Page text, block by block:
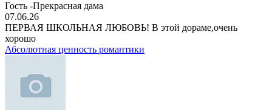
Гость -Прекрасная дама
07.06.26
ПЕРВАЯ ШКОЛЬНАЯ ЛЮБОВЬ! В этой дораме,очень
хорошо
Абсолютная ценность романтики